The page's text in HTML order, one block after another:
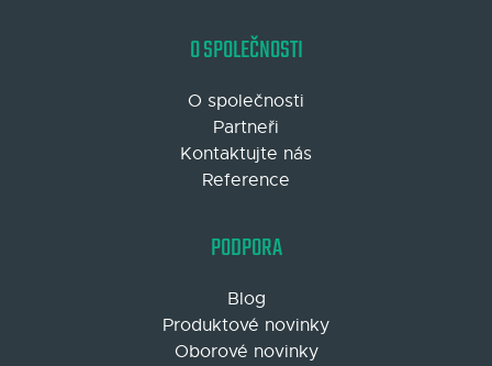
O SPOLEČNOSTI
O společnosti
Partneři
Kontaktujte nás
Reference
PODPORA
Blog
Produktové novinky
Oborové novinky